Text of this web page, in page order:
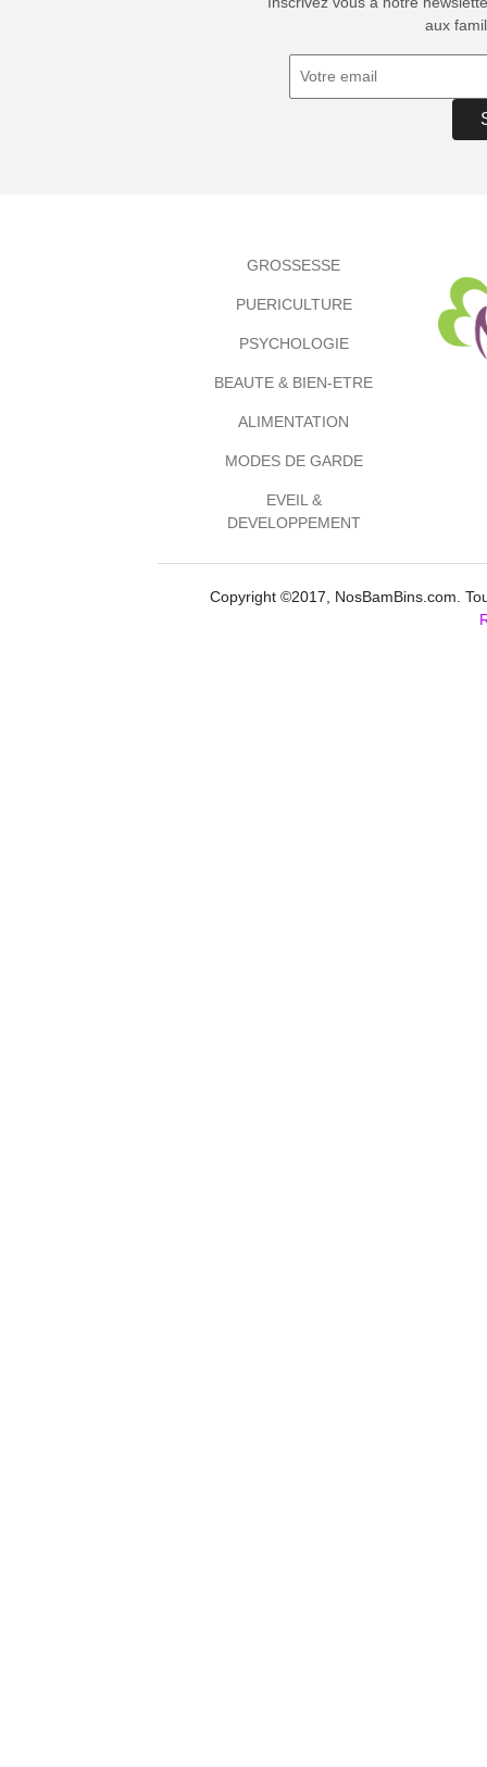
aux
GROSSESSE
PUERICULTURE
PSYCHOLOGIE
BEAUTE & BIEN-ETRE
ALIMENTATION
MODES DE GARDE
EVEIL &
DEVELOPPEMENT
Copyright ©2017, NosBamBins.com.